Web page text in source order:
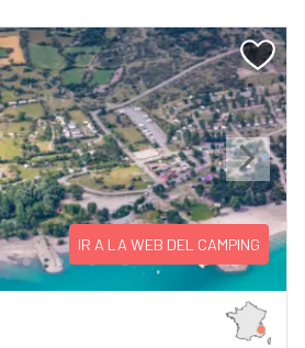
Next
IR A LA WEB DEL CAMPING